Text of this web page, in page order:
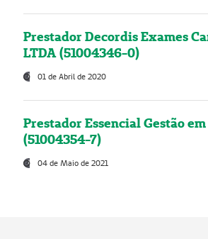
Prestador Decordis Exames
LTDA (51004346-0)
01 de Abril de 2020
Prestador Essencial Gestão
(51004354-7)
04 de Maio de 2021